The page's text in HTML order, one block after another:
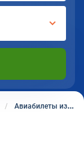
Авиабилеты из Ташкента в Тюмень